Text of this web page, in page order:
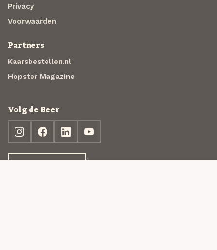
Privacy
Voorwaarden
Partners
Kaarsbestellen.nl
Hopster Magazine
Volg de Beer